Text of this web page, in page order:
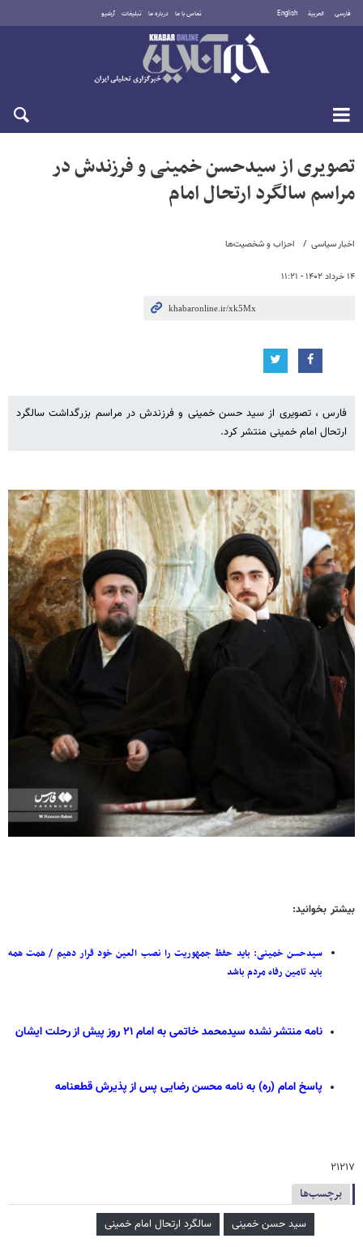
فارسی العربية English تماس با ما درباره ما تبلیغات آرشیو
شنبه ۱۷ مرداد ۱۴۰۵
اخبار سیاسی احزاب و شخصیت‌ها
۱۴ خرداد ۱۴۰۲ - ۱۱:۲۱
تصویری از سیدحسن خمینی و فرزندش در
مراسم سالگرد ارتحال امام
فارس ، تصویری از سید حسن خمینی و فرزندش در مراسم بزرگداشت سالگرد
ارتحال امام خمینی منتشر کرد.
بیشتر بخوانید:
سیدحسن خمینی: باید حفظ جمهوریت را نصب العین خود قرار دهیم / همت همه
باید تامین رفاه مردم باشد
نامه منتشر نشده سیدمحمد خاتمی به امام ۲۱ روز پیش از رحلت ایشان
پاسخ امام (ره) به نامه محسن رضایی پس از پذیرش قطعنامه
۲۱۲۱۷
برچسب‌ها
سید حسن خمینی سالگرد ارتحال امام خمینی